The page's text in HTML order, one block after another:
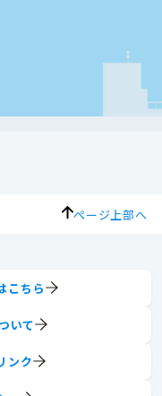
ページ上部へ
こちら
いて
ンク